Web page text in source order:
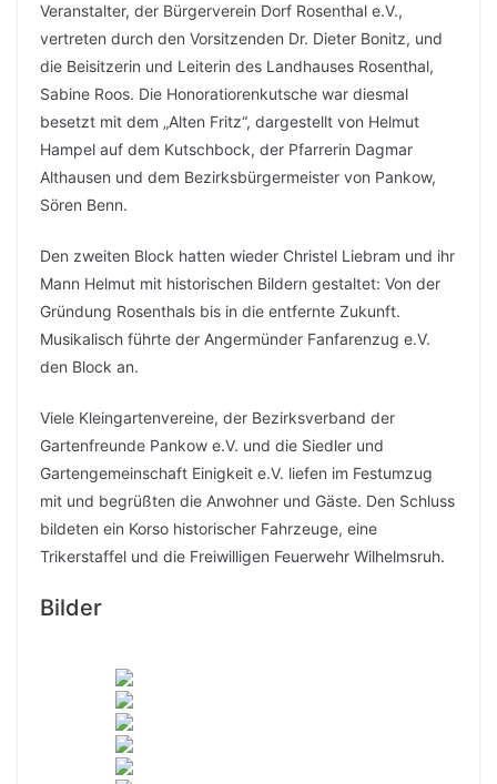
Veranstalter, der Bürgerverein Dorf Rosenthal e.V.,
vertreten durch den Vorsitzenden Dr. Dieter Bonitz, und
die Beisitzerin und Leiterin des Landhauses Rosenthal,
Sabine Roos. Die Honoratiorenkutsche war diesmal
besetzt mit dem „Alten Fritz“, dargestellt von Helmut
Hampel auf dem Kutschbock, der Pfarrerin Dagmar
Althausen und dem Bezirksbürgermeister von Pankow,
Sören Benn.
Den zweiten Block hatten wieder Christel Liebram und ihr
Mann Helmut mit historischen Bildern gestaltet: Von der
Gründung Rosenthals bis in die entfernte Zukunft.
Musikalisch führte der Angermünder Fanfarenzug e.V.
den Block an.
Viele Kleingartenvereine, der Bezirksverband der
Gartenfreunde Pankow e.V. und die Siedler und
Gartengemeinschaft Einigkeit e.V. liefen im Festumzug
mit und begrüßten die Anwohner und Gäste. Den Schluss
bildeten ein Korso historischer Fahrzeuge, eine
Trikerstaffel und die Freiwilligen Feuerwehr Wilhelmsruh.
Bilder